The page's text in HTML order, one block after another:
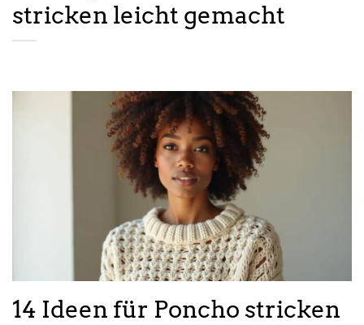
stricken leicht gemacht
14 Ideen für Poncho stricken